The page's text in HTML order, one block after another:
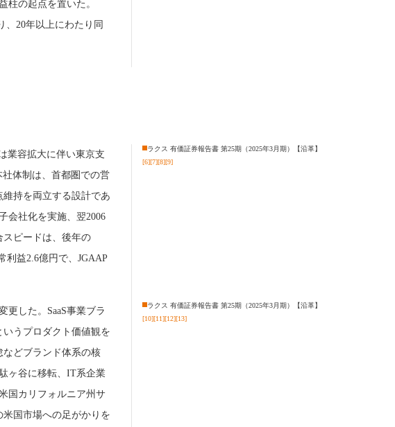
柱の起点を置いた。
、20年以上にわたり同
業容拡大に伴い東京支
体制は、首都圏での営
持を両立する設計であ
会社化を実施、翌2006
スピードは、後年の
利益2.6億円で、JGAAP
ラクス 有価証券報告書 第25期（2025年3月期）【沿革】
[6][7][8][9]
更した。SaaS事業ブラ
うプロダクト価値観を
どブランド体系の核
ヶ谷に移転、IT系企業
国カリフォルニア州サ
米国市場への足がかりを
ラクス 有価証券報告書 第25期（2025年3月期）【沿革】
[10][11][12][13]